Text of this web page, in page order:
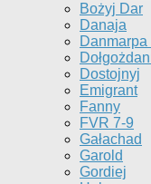
Bożyj Dar
Danaja
Dostojnyj
Emigrant
Fanny
FVR 7-9
Gałachad
Garold
Gordiej